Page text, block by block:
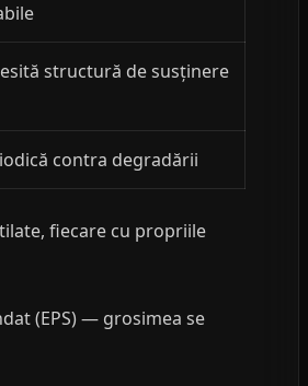
structură de susținere
contra degradării
fiecare cu propriile
(EPS) — grosimea se